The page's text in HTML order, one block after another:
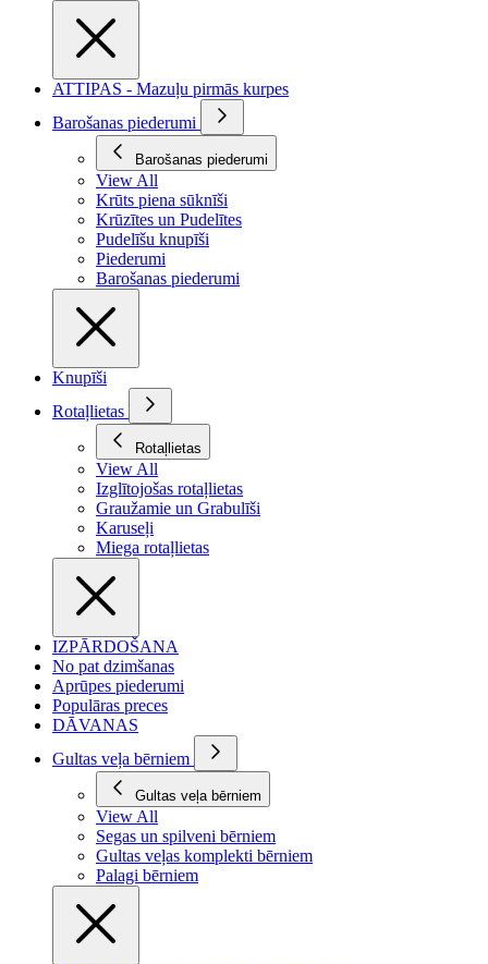
ATTIPAS - Mazuļu pirmās kurpes
Barošanas piederumi
Barošanas piederumi
View All
Krūts piena sūknīši
Krūzītes un Pudelītes
Pudelīšu knupīši
Piederumi
Barošanas piederumi
Knupīši
Rotaļlietas
Rotaļlietas
View All
Izglītojošas rotaļlietas
Graužamie un Grabulīši
Karuseļi
Miega rotaļlietas
IZPĀRDOŠANA
No pat dzimšanas
Aprūpes piederumi
Populāras preces
DĀVANAS
Gultas veļa bērniem
Gultas veļa bērniem
View All
Segas un spilveni bērniem
Gultas veļas komplekti bērniem
Palagi bērniem